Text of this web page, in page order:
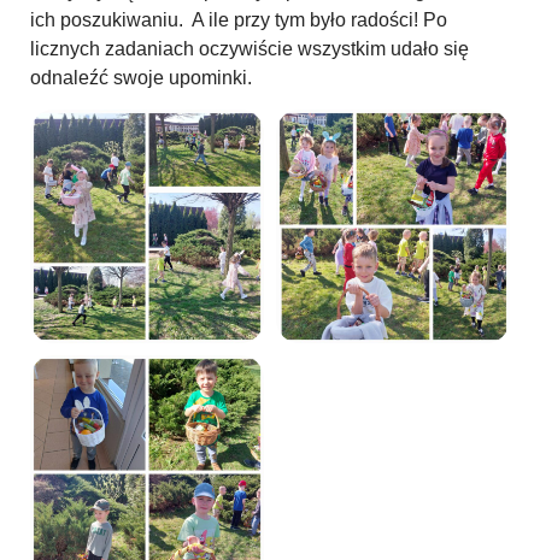
ich poszukiwaniu. A ile przy tym było radości! Po
licznych zadaniach oczywiście wszystkim udało się
odnaleźć swoje upominki.